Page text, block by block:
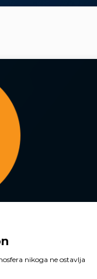
nikoga ne ostavlja